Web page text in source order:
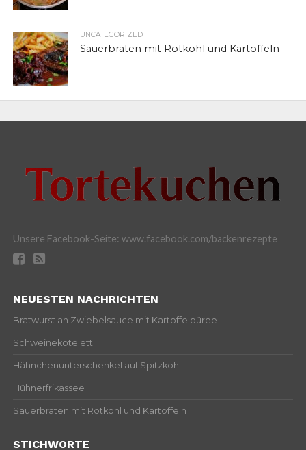
UNCATEGORIZED
Sauerbraten mit Rotkohl und Kartoffeln
Unsere Facebook-Seite: www.facebook.com/backenrezepte
NEUESTEN NACHRICHTEN
Bratwurst an Zwiebelsauce mit Kartoffelpüree
Schweinekotelett
Hähnchenunterschenkel auf Spitzkohl
Hühnerfrikassee
Sauerbraten mit Rotkohl und Kartoffeln
STICHWORTE